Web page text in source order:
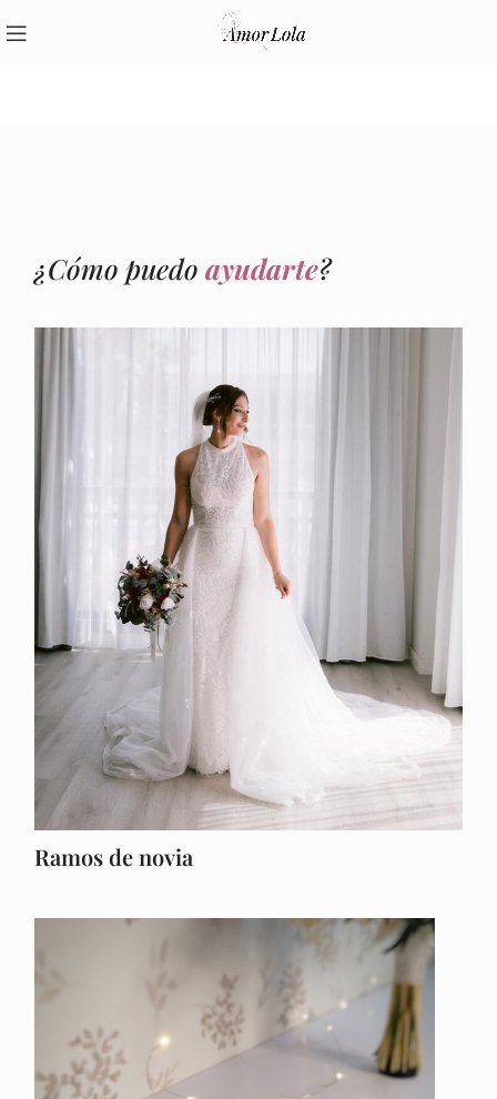
¿Cómo puedo ayudarte?
Ramos de novia